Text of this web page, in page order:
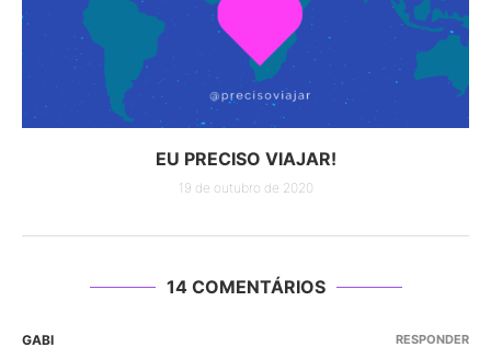
EU PRECISO VIAJAR!
19 de outubro de 2020
14 COMENTÁRIOS
GABI
RESPONDER